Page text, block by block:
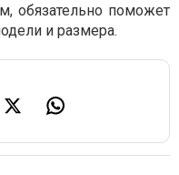
обязательно поможет
и размера.